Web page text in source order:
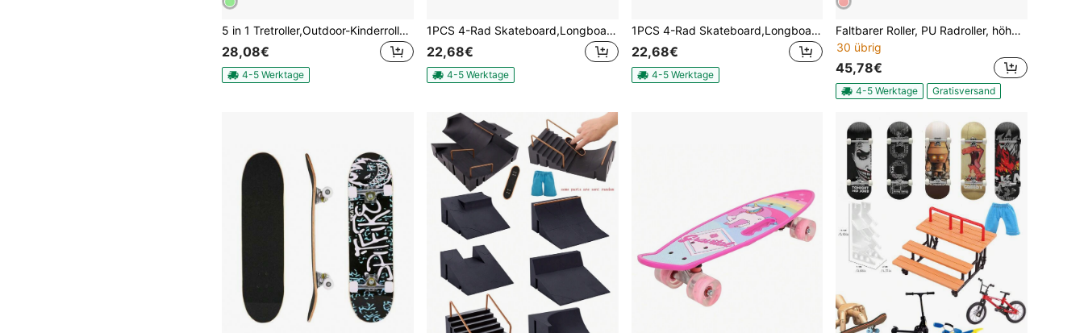
5 in 1 Tretroller,Outdoor-Kinderroller,Kinderroller,Sit and Slide, mit Schiebegriff, 2-6 Jahre alt, höhenverstellbar, faltbare tragbar,Geschenk für Mädchen und Jungen
28,08€
4-5 Werktage
1PCS 4-Rad Skateboard,Longboard Skateboard,für Teenager, Jugendliche, Männer und Frauen, für Straßenfahrten, geeignet
22,68€
4-5 Werktage
1PCS 4-Rad Skateboard,Longboard Skateboard,für Teenager, Jugendliche, Männer und Frauen, für Straßenfahrten, geeignet
22,68€
4-5 Werktage
Faltbarer Roller, PU Radroller, höhenverstellbarer Roller, Stadtroller
30 übrig
45,78€
4-5 Werktage Gratisversand